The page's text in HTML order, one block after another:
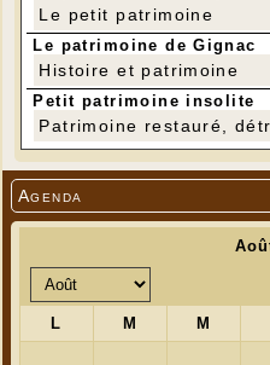
Agenda
Le petit patrimoine
Le patrimoine de Gignac
Histoire et patrimoine
Petit patrimoine insolite
Patrimoine restauré,